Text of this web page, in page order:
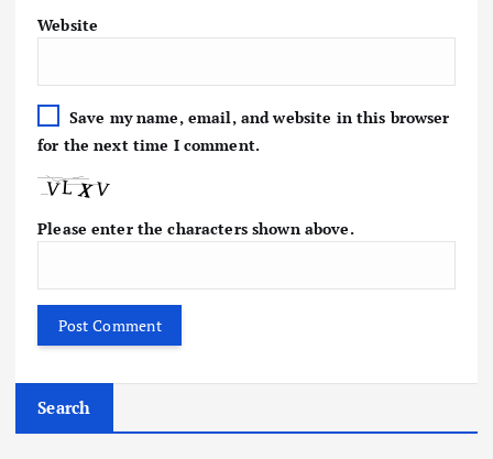
Website
Save my name, email, and website in this browser
for the next time I comment.
Please enter the characters shown above.
Search